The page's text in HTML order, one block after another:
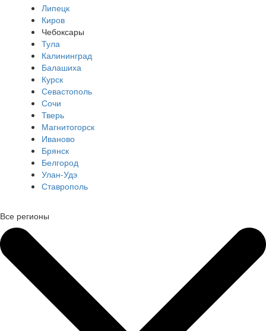
Липецк
Киров
Чебоксары
Тула
Калининград
Балашиха
Курск
Севастополь
Сочи
Тверь
Магнитогорск
Иваново
Брянск
Белгород
Улан-Удэ
Ставрополь
Все регионы